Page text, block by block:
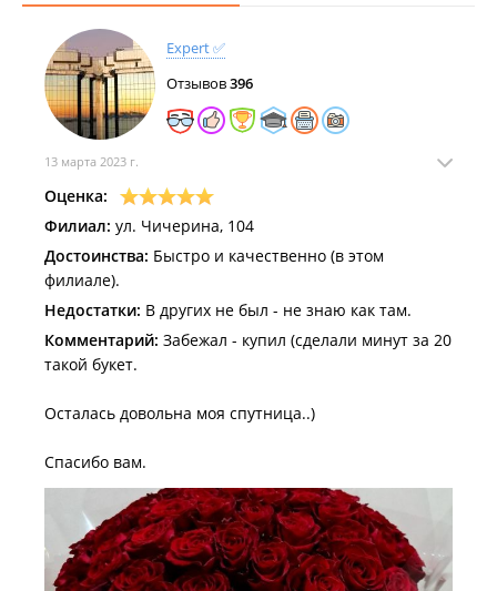
Expert ✅
Отзывов396
13 марта 2023 г.
Оценка:
Филиал: ул. Чичерина, 104
Достоинства: Быстро и качественно (в этом
филиале).
Недостатки: В других не был - не знаю как там.
Комментарий: Забежал - купил (сделали минут за 20
такой букет.
Осталась довольна моя спутница..)
Спасибо вам.